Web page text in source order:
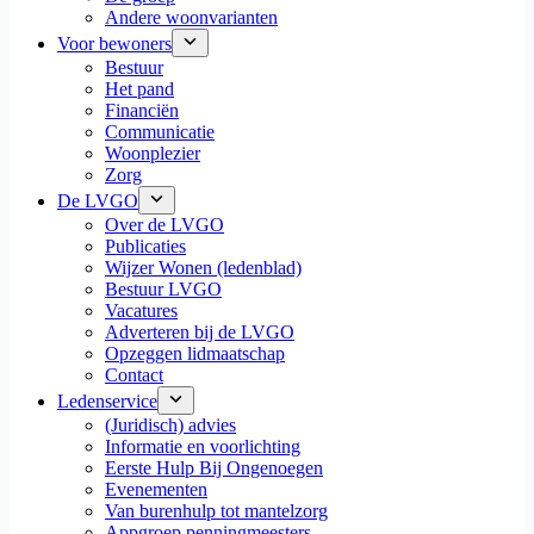
Andere woonvarianten
Voor bewoners
Bestuur
Het pand
Financiën
Communicatie
Woonplezier
Zorg
De LVGO
Over de LVGO
Publicaties
Wijzer Wonen (ledenblad)
Bestuur LVGO
Vacatures
Adverteren bij de LVGO
Opzeggen lidmaatschap
Contact
Ledenservice
(Juridisch) advies
Informatie en voorlichting
Eerste Hulp Bij Ongenoegen
Evenementen
Van burenhulp tot mantelzorg